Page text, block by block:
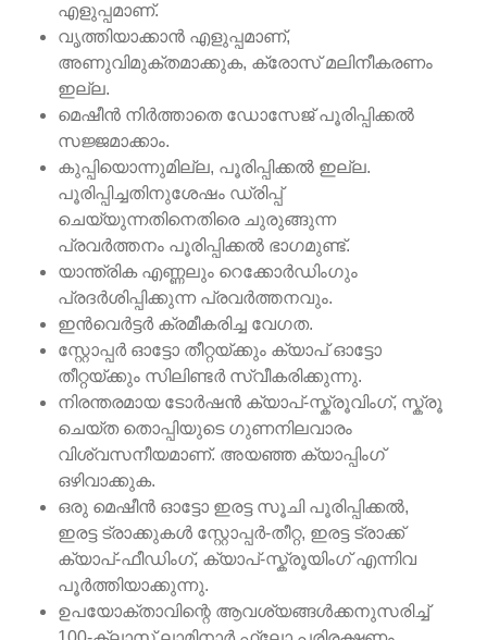
എളുപ്പമാണ്.
വൃത്തിയാക്കാൻ എളുപ്പമാണ്,
അണുവിമുക്തമാക്കുക, ക്രോസ് മലിനീകരണം
ഇല്ല.
മെഷീൻ നിർത്താതെ ഡോസേജ് പൂരിപ്പിക്കൽ
സജ്ജമാക്കാം.
കുപ്പിയൊന്നുമില്ല, പൂരിപ്പിക്കൽ ഇല്ല.
പൂരിപ്പിച്ചതിനുശേഷം ഡ്രിപ്പ്
ചെയ്യുന്നതിനെതിരെ ചുരുങ്ങുന്ന
പ്രവർത്തനം പൂരിപ്പിക്കൽ ഭാഗമുണ്ട്.
യാന്ത്രിക എണ്ണലും റെക്കോർഡിംഗും
പ്രദർശിപ്പിക്കുന്ന പ്രവർത്തനവും.
ഇൻ‌വെർട്ടർ ക്രമീകരിച്ച വേഗത.
സ്റ്റോപ്പർ ഓട്ടോ തീറ്റയ്ക്കും ക്യാപ് ഓട്ടോ
തീറ്റയ്ക്കും സിലിണ്ടർ സ്വീകരിക്കുന്നു.
നിരന്തരമായ ടോർഷൻ ക്യാപ്-സ്ക്രൂവിംഗ്, സ്ക്രൂ
ചെയ്ത തൊപ്പിയുടെ ഗുണനിലവാരം
വിശ്വസനീയമാണ്. അയഞ്ഞ ക്യാപ്പിംഗ്
ഒഴിവാക്കുക.
ഒരു മെഷീൻ ഓട്ടോ ഇരട്ട സൂചി പൂരിപ്പിക്കൽ,
ഇരട്ട ട്രാക്കുകൾ സ്റ്റോപ്പർ-തീറ്റ, ഇരട്ട ട്രാക്ക്
ക്യാപ്-ഫീഡിംഗ്, ക്യാപ്-സ്ക്രൂയിംഗ് എന്നിവ
പൂർത്തിയാക്കുന്നു.
ഉപയോക്താവിന്റെ ആവശ്യങ്ങൾക്കനുസരിച്ച്